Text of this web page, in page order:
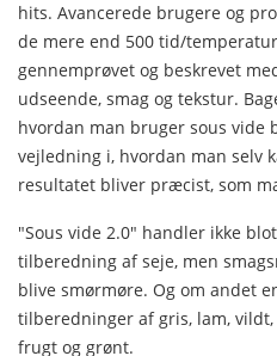
hits. Avancerede brugere og
de mere end 500 tid/
gennemprøvet og beskrevet
udseende, smag og tekstur.
hvordan man bruger sous vide
vejledning i, hvordan man selv
resultatet bliver præcist, som
"Sous vide 2.0" handler ikke
tilberedning af seje, men
blive smørmøre. Og om andet
tilberedninger af gris, lam,
frugt og grønt.